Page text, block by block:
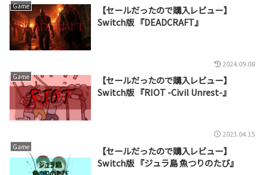
Game
【セールだったので購入レビュー】
Switch版 『DEADCRAFT』
2024.09.08
Game
【セールだったので購入レビュー】
Switch版 『RIOT -Civil Unrest-』
2023.04.15
Game
【セールだったので購入レビュー】
Switch版 『ジュラ島 魚つりのたび』